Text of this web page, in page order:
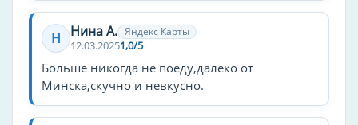
Методы диагностики
ЭКГ
Услуги общие
Н Нина А. Яндекс Карты
12.03.20251,0/5
Больше никогда не поеду,далеко от
Минска,скучно и невкусно.